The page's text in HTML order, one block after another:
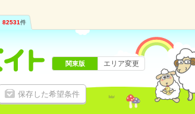
82531件
保存した希望条件
関東版 エリア変更